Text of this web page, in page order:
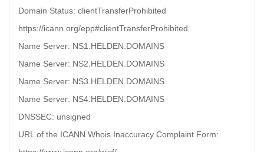
Domain Status: clientTransferProhibited
https://icann.org/epp#clientTransferProhibited
Name Server: NS1.HELDEN.DOMAINS
Name Server: NS2.HELDEN.DOMAINS
Name Server: NS3.HELDEN.DOMAINS
Name Server: NS4.HELDEN.DOMAINS
DNSSEC: unsigned
URL of the ICANN Whois Inaccuracy Complaint Form: